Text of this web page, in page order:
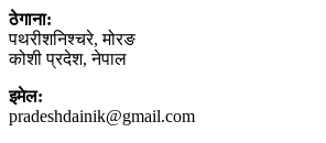
ठेगाना:
पथरीशनिश्‍चरे, मोरङ
कोशी प्रदेश, नेपाल
इमेल:
pradeshdainik@gmail.com